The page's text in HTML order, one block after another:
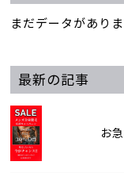
まだデータがありま
最新の記事
お